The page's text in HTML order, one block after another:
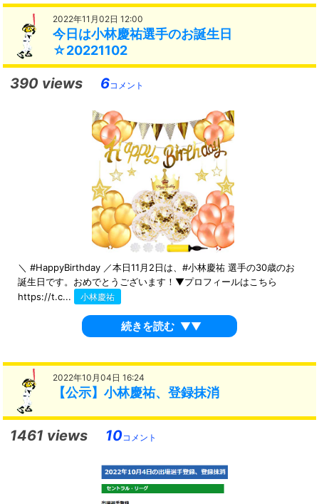
2022年11月02日 12:00
今日は小林慶祐選手のお誕生日
☆20221102
390 views 6コメント
＼ #HappyBirthday ／本日11月2日は、#小林慶祐 選手の30歳のお
誕生日です。おめでとうございます！▼プロフィールはこちら
https://t.c...
小林慶祐
続きを読む ▼▼
2022年10月04日 16:24
【公示】小林慶祐、登録抹消
1461 views 10コメント